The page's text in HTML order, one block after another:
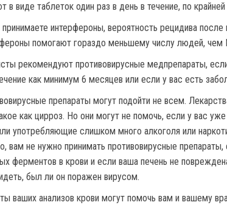
в виде таблеток один раз в день в течение, по
принимаете интерфероны, вероятность рецидива
помогают гораздо меньшему числу людей, чем
рекомендуют противовирусные медпрепараты,
как минимум 6 месяцев или если у вас есть
препараты могут подойти не всем.
как цирроз. Но они могут не помочь, если у вас
употребляющие слишком много алкоголя или
вам не нужно принимать противовирусные
ферментов в крови и если ваша печень не
был ли он поражен вирусом.
ваших анализов крови могут помочь вам и вашему